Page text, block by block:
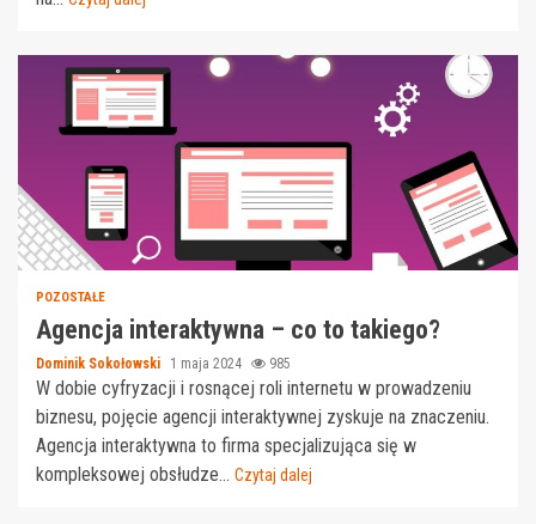
POZOSTAŁE
Agencja interaktywna – co to takiego?
Dominik Sokołowski 1 maja 2024 985
W dobie cyfryzacji i rosnącej roli internetu w prowadzeniu
biznesu, pojęcie agencji interaktywnej zyskuje na znaczeniu.
Agencja interaktywna to firma specjalizująca się w
kompleksowej obsłudze... Czytaj dalej